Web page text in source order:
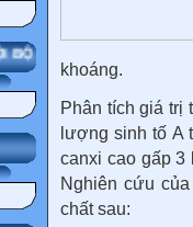
khoáng.
Phân tích giá trị
lượng sinh tố A
canxi cao gấp 3
Nghiên cứu
chất sau: